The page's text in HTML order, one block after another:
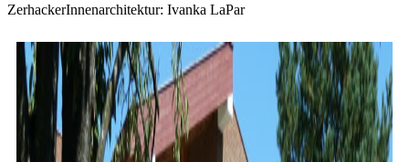
ZerhackerInnenarchitektur: Ivanka LaPar